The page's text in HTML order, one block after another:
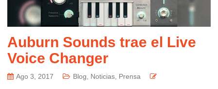
Auburn Sounds trae el Live
Voice Changer
Ago 3, 2017 Blog Noticias Prensa